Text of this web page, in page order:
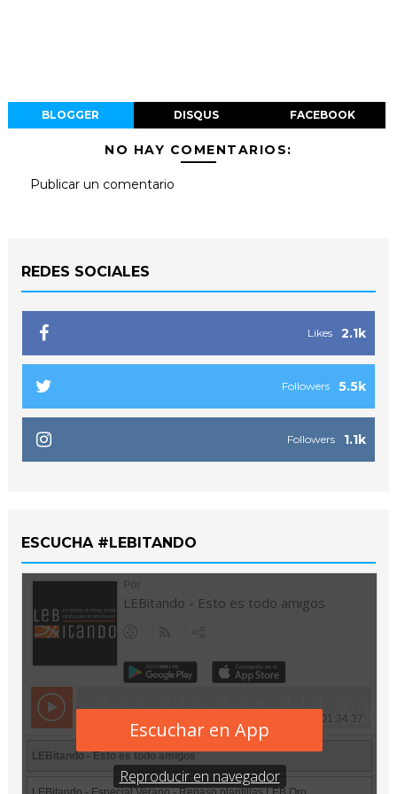
BLOGGER DISQUS FACEBOOK
NO HAY COMENTARIOS:
Publicar un comentario
REDES SOCIALES
2.1k
Likes
5.5k
Followers
1.1k
Followers
ESCUCHA #LEBITANDO